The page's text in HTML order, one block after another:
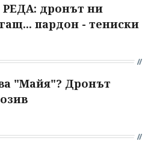
дронът ни
пардон - тениски
"Майя"? Дронът